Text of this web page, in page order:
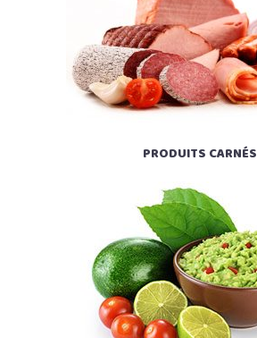
PRODUITS CARNÉS